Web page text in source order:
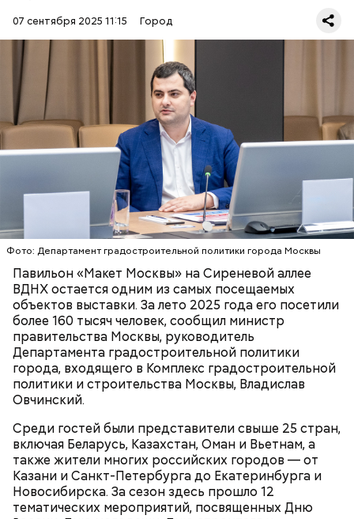
07 сентября 2025 11:15 Город
Фото: Департамент градостроительной политики города Москвы
Павильон «Макет Москвы» на Сиреневой аллее
ВДНХ остается одним из самых посещаемых
объектов выставки. За лето 2025 года его посетили
более 160 тысяч человек, сообщил министр
правительства Москвы, руководитель
Департамента градостроительной политики
города, входящего в Комплекс градостроительной
политики и строительства Москвы, Владислав
Овчинский.
Среди гостей были представители свыше 25 стран,
включая Беларусь, Казахстан, Оман и Вьетнам, а
также жители многих российских городов — от
Казани и Санкт-Петербурга до Екатеринбурга и
Новосибирска. За сезон здесь прошло 12
тематических мероприятий, посвященных Дню
Также существует раздел «Стать партнером»,
который будет полезен представителям бизнеса. В
нем можно найти информацию о том, какие
преимущества дает предпринимателям участие в
программе лояльности. Там же можно заполнить и
отправить заявку на присоединение к ней.
Кто может получить карту москвича
Ботанический сад РАН;
ВДНХ;
Лосиный Остров;
Измайловский парк;
Кемеровский лесопарк;
Парк Кузьминки;
Парк 850-летия Москвы;
Братеевскую пойму;
Борисовские пруды;
Царицыно;
Битцевский лес;
Теплый Стан;
Парк победы;
Долину реки Сетунь;
Парк Фили;
Карта маршрута
Фото: Пресс-служба ЦОДД